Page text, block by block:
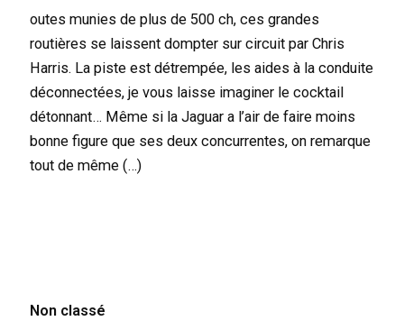
outes munies de plus de 500 ch, ces grandes
routières se laissent dompter sur circuit par Chris
Harris. La piste est détrempée, les aides à la conduite
déconnectées, je vous laisse imaginer le cocktail
détonnant… Même si la Jaguar a l’air de faire moins
bonne figure que ses deux concurrentes, on remarque
tout de même (…)
Non classé